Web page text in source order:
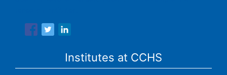
Institutes at CCHS